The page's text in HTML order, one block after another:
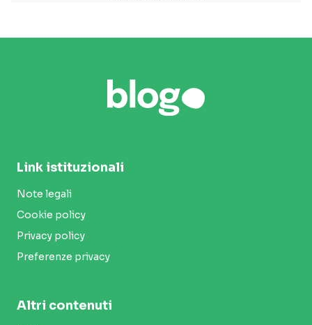
Link istituzionali
Note legali
Cookie policy
Privacy policy
Preferenze privacy
Altri contenuti